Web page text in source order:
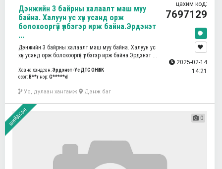
Дэнжийн 3 байрны халаалт маш муу
байна. Халуун ус хүн усанд орж
болохооргүй үлбэгэр ирж байна.Эрдэнэт
...
Дэнжийн 3 байрны халаалт маш муу байна. Халуун ус
хүн усанд орж болохооргүй үлбэгэр ирж байна.Эрдэнэт ...
Хаана хандсан:Эрдэнэт-Ус ДТС ОНӨХК
овог: B**r нэр:G*****d
Ус, дулаан хангамж Дэнж баг
цахим код:
7697129
2025-02-14
14:21
шийдсэн 0